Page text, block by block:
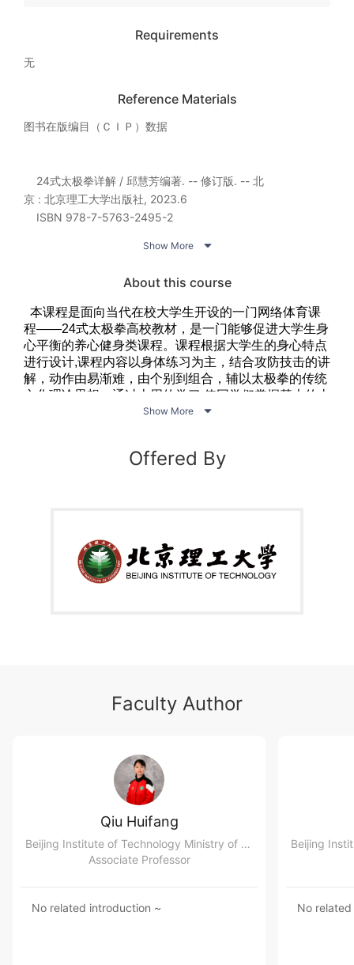
Requirements
无
Reference Materials
图书在版编目（ＣＩＰ）数据
京 : 北京理工大学出版社, 2023.6
    中国国家版本馆CIP数据核字(2023)第106786号
Show More 
About this course
本课程是面向当代在校大学生开设的一门网络体育课
程——24式太极拳高校教材，是一门能够促进大学生身
心平衡的养心健身类课程。课程根据大学生的身心特点
进行设计,课程内容以身体练习为主，结合攻防技击的讲
解，动作由易渐难，由个别到组合，辅以太极拳的传统
文化理论思想，通过十周的学习,使同学们掌握基本的太
极拳运动规律, 掌握一项终身体育锻炼技能，养成终身
本课程由北京理工大学副教授邱慧芳老师主讲，主要
针对太极拳的初学者。 因为太极拳不同与其他的体育运动
识，本课程加入了太极拳名家访谈，通过陈、杨、吴、
武、孙各流派专家的讲解演示更多的展现了传统体育文
化的博大精深。
Show More 
Offered By
Faculty Author
Qiu Huifang
Beijing Institute of Technology Ministry of Sports
Associate Professor
No related introduction ~ No